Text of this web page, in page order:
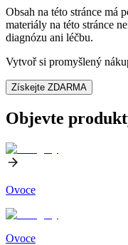
Obsah na této stránce má
materiály na této stránce
diagnózu ani léčbu.
Vytvoř si promyšlený
Získejte ZDARMA
Objevte
Ovoce
Ovoce